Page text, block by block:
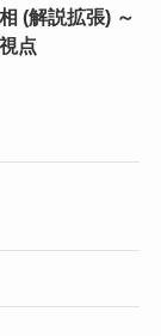
(解説拡張) ～
点